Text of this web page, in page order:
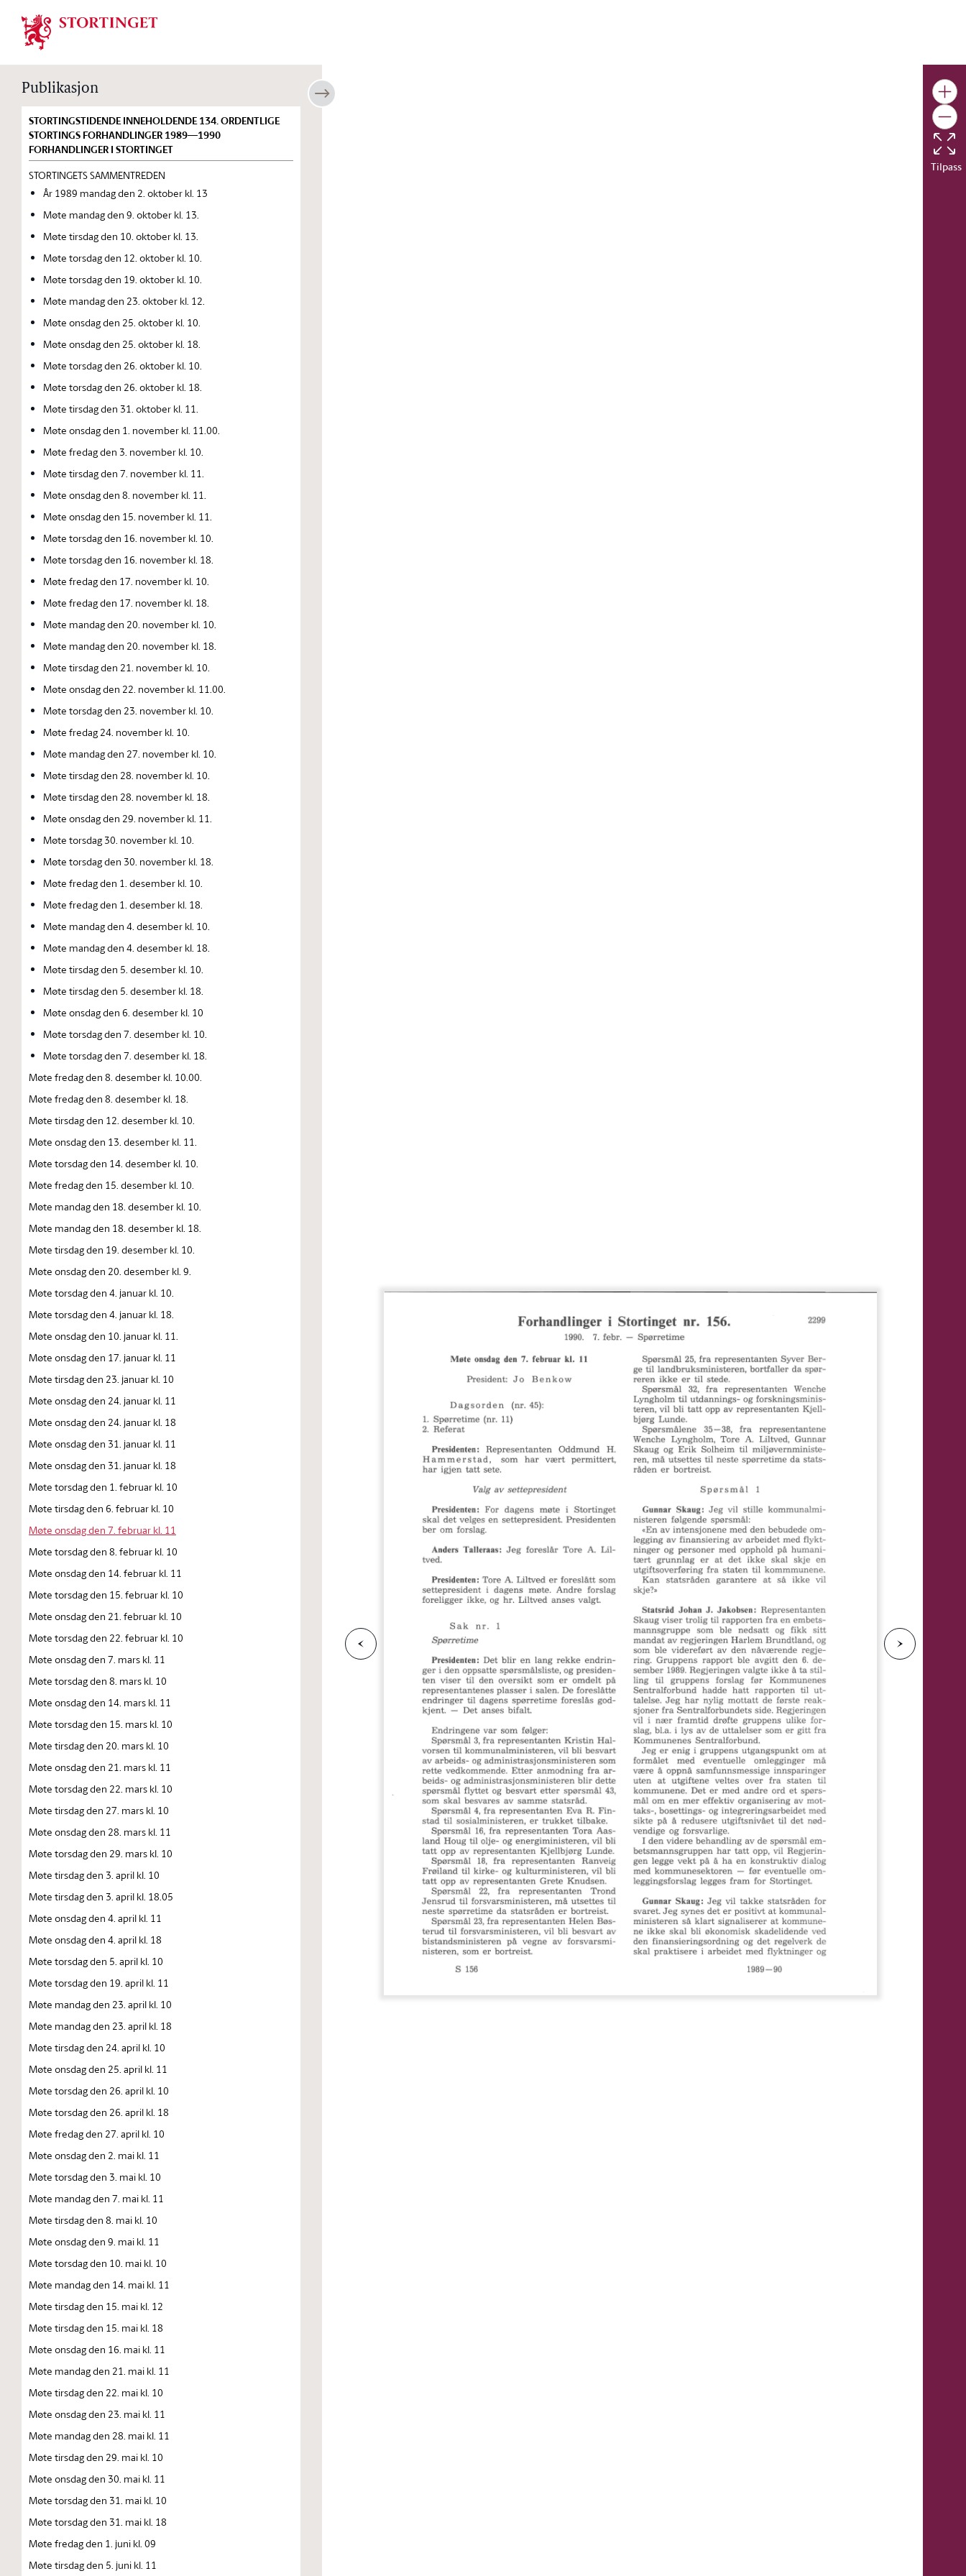
Stortinget.no
Publikasjon
STORTINGSTIDENDE INNEHOLDENDE 134. ORDENTLIGE
STORTINGS FORHANDLINGER 1989—1990
FORHANDLINGER I STORTINGET
STORTINGETS SAMMENTREDEN
År 1989 mandag den 2. oktober kl. 13
Møte mandag den 9. oktober kl. 13.
Møte tirsdag den 10. oktober kl. 13.
Møte torsdag den 12. oktober kl. 10.
Møte torsdag den 19. oktober kl. 10.
Møte mandag den 23. oktober kl. 12.
Møte onsdag den 25. oktober kl. 10.
Møte onsdag den 25. oktober kl. 18.
Møte torsdag den 26. oktober kl. 10.
Møte torsdag den 26. oktober kl. 18.
Møte tirsdag den 31. oktober kl. 11.
Møte onsdag den 1. november kl. 11.00.
Møte fredag den 3. november kl. 10.
Møte tirsdag den 7. november kl. 11.
Møte onsdag den 8. november kl. 11.
Møte onsdag den 15. november kl. 11.
Møte torsdag den 16. november kl. 10.
Møte torsdag den 16. november kl. 18.
Møte fredag den 17. november kl. 10.
Møte fredag den 17. november kl. 18.
Møte mandag den 20. november kl. 10.
Møte mandag den 20. november kl. 18.
Møte tirsdag den 21. november kl. 10.
Møte onsdag den 22. november kl. 11.00.
Møte torsdag den 23. november kl. 10.
Møte fredag 24. november kl. 10.
Møte mandag den 27. november kl. 10.
Møte tirsdag den 28. november kl. 10.
Møte tirsdag den 28. november kl. 18.
Møte onsdag den 29. november kl. 11.
Møte torsdag 30. november kl. 10.
Møte torsdag den 30. november kl. 18.
Møte fredag den 1. desember kl. 10.
Møte fredag den 1. desember kl. 18.
Møte mandag den 4. desember kl. 10.
Møte mandag den 4. desember kl. 18.
Møte tirsdag den 5. desember kl. 10.
Møte tirsdag den 5. desember kl. 18.
Møte onsdag den 6. desember kl. 10
Møte torsdag den 7. desember kl. 10.
Møte torsdag den 7. desember kl. 18.
Møte fredag den 8. desember kl. 10.00.
Møte fredag den 8. desember kl. 18.
Møte tirsdag den 12. desember kl. 10.
Møte onsdag den 13. desember kl. 11.
Møte torsdag den 14. desember kl. 10.
Møte fredag den 15. desember kl. 10.
Møte mandag den 18. desember kl. 10.
Møte mandag den 18. desember kl. 18.
Møte tirsdag den 19. desember kl. 10.
Møte onsdag den 20. desember kl. 9.
Møte torsdag den 4. januar kl. 10.
Møte torsdag den 4. januar kl. 18.
Møte onsdag den 10. januar kl. 11.
Møte onsdag den 17. januar kl. 11
Møte tirsdag den 23. januar kl. 10
Møte onsdag den 24. januar kl. 11
Møte onsdag den 24. januar kl. 18
Møte onsdag den 31. januar kl. 11
Møte onsdag den 31. januar kl. 18
Møte torsdag den 1. februar kl. 10
Møte tirsdag den 6. februar kl. 10
Møte onsdag den 7. februar kl. 11
Møte torsdag den 8. februar kl. 10
Møte onsdag den 14. februar kl. 11
Møte torsdag den 15. februar kl. 10
Møte onsdag den 21. februar kl. 10
Møte torsdag den 22. februar kl. 10
Møte onsdag den 7. mars kl. 11
Møte torsdag den 8. mars kl. 10
Møte onsdag den 14. mars kl. 11
Møte torsdag den 15. mars kl. 10
Møte tirsdag den 20. mars kl. 10
Møte onsdag den 21. mars kl. 11
Møte torsdag den 22. mars kl. 10
Møte tirsdag den 27. mars kl. 10
Møte onsdag den 28. mars kl. 11
Møte torsdag den 29. mars kl. 10
Møte tirsdag den 3. april kl. 10
Møte tirsdag den 3. april kl. 18.05
Møte onsdag den 4. april kl. 11
Møte onsdag den 4. april kl. 18
Møte torsdag den 5. april kl. 10
Møte torsdag den 19. april kl. 11
Møte mandag den 23. april kl. 10
Møte mandag den 23. april kl. 18
Møte tirsdag den 24. april kl. 10
Møte onsdag den 25. april kl. 11
Møte torsdag den 26. april kl. 10
Møte torsdag den 26. april kl. 18
Møte fredag den 27. april kl. 10
Møte onsdag den 2. mai kl. 11
Møte torsdag den 3. mai kl. 10
Møte mandag den 7. mai kl. 11
Møte tirsdag den 8. mai kl. 10
Møte onsdag den 9. mai kl. 11
Møte torsdag den 10. mai kl. 10
Møte mandag den 14. mai kl. 11
Møte tirsdag den 15. mai kl. 12
Møte tirsdag den 15. mai kl. 18
Møte onsdag den 16. mai kl. 11
Møte mandag den 21. mai kl. 11
Møte tirsdag den 22. mai kl. 10
Møte onsdag den 23. mai kl. 11
Møte mandag den 28. mai kl. 11
Møte tirsdag den 29. mai kl. 10
Møte onsdag den 30. mai kl. 11
Møte torsdag den 31. mai kl. 10
Møte torsdag den 31. mai kl. 18
Møte fredag den 1. juni kl. 09
Møte tirsdag den 5. juni kl. 11
F
o
rr
i
g
e
s
i
de N
e
s
t
e
s
i
d
e